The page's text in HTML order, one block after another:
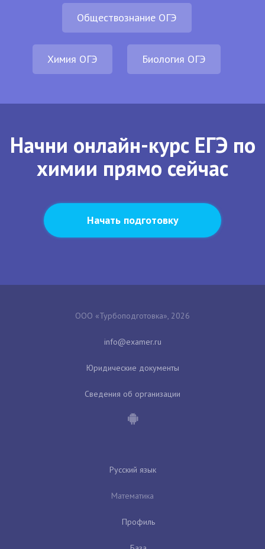
Обществознание ОГЭ
Химия ОГЭ Биология ОГЭ
Начни онлайн-курс ЕГЭ по
химии прямо сейчас
Начать подготовку
ООО «Турбоподготовка», 2026
Юридические документы
Сведения об организации
Русский язык
Математика
Профиль